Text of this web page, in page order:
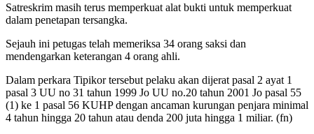
Satreskrim masih terus memperkuat alat bukti untuk memperkuat
dalam penetapan tersangka.
Sejauh ini petugas telah memeriksa 34 orang saksi dan
mendengarkan keterangan 4 orang ahli.
Dalam perkara Tipikor tersebut pelaku akan dijerat pasal 2 ayat 1
pasal 3 UU no 31 tahun 1999 Jo UU no.20 tahun 2001 Jo pasal 55
(1) ke 1 pasal 56 KUHP dengan ancaman kurungan penjara minimal
4 tahun hingga 20 tahun atau denda 200 juta hingga 1 miliar. (fn)